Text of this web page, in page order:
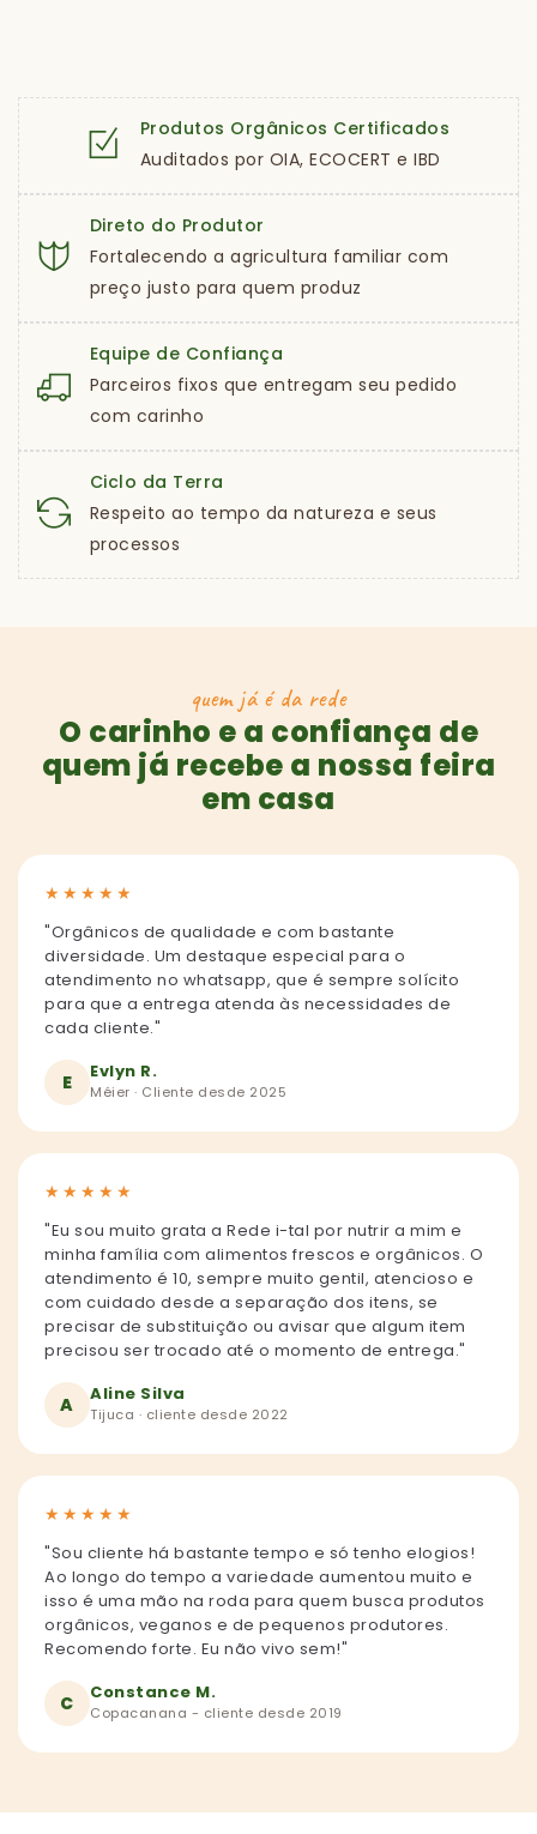
Produtos Orgânicos Certificados
Auditados por OIA, ECOCERT e IBD
Direto do Produtor
Fortalecendo a agricultura familiar com
preço justo para quem produz
Equipe de Confiança
Parceiros fixos que entregam seu pedido
com carinho
Ciclo da Terra
Respeito ao tempo da natureza e seus
processos
quem já é da rede
O carinho e a confiança de
quem já recebe a nossa feira
em casa
★ ★ ★ ★ ★
"Orgânicos de qualidade e com bastante
diversidade. Um destaque especial para o
atendimento no whatsapp, que é sempre solícito
para que a entrega atenda às necessidades de
cada cliente."
E Evlyn R.
Méier · Cliente desde 2025
★ ★ ★ ★ ★
"Eu sou muito grata a Rede i-tal por nutrir a mim e
minha família com alimentos frescos e orgânicos. O
atendimento é 10, sempre muito gentil, atencioso e
com cuidado desde a separação dos itens, se
precisar de substituição ou avisar que algum item
precisou ser trocado até o momento de entrega."
A Aline Silva
Tijuca · cliente desde 2022
★ ★ ★ ★ ★
"Sou cliente há bastante tempo e só tenho elogios!
Ao longo do tempo a variedade aumentou muito e
isso é uma mão na roda para quem busca produtos
orgânicos, veganos e de pequenos produtores.
Recomendo forte. Eu não vivo sem!"
C Constance M.
Copacanana - cliente desde 2019